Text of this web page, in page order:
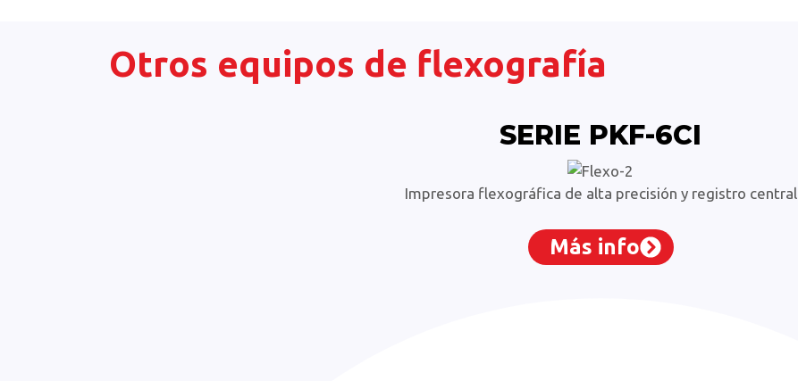
Otros equipos de flexografía
SERIE PKF-6CI
Impresora flexográfica de alta precisión y registro central
Más info